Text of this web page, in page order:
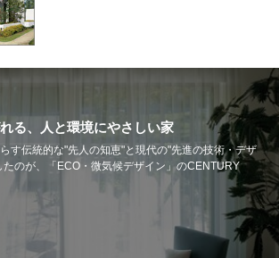
索
から住まいをご検討の方
地活用・賃貸経営をご検討の方
期安定経営を目指すオーナー様まで、賃貸経営
幅広くお届けします。
活用・賃貸経営
らリフォームをご検討の方
収納の工夫など、理想の住まいを叶えるリフォ
アを豊富にご用意しています。
ォーム
建物
新しい価値をデザインし、持続可能な未来志向
ていきます。
さま・リフォーム工事ご契約者さまとミサワホ
ーションサイト。お得・便利・安心なコンテン
らの大切なお知らせなど配信しています。
る、人と環境にやさしい家
す伝統的な"先人の知恵"と現代の"先進の技術・デザ
たのが、「ECO・微気候デザイン」のCENTURY